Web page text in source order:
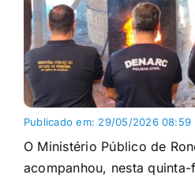
Publicado em: 29/05/2026 08:59
O Ministério Público de
acompanhou, nesta